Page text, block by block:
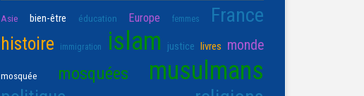
Asie bien-être éducation Europe femmes France
histoire immigration islam justice livres monde
mosquée mosquées musulmans